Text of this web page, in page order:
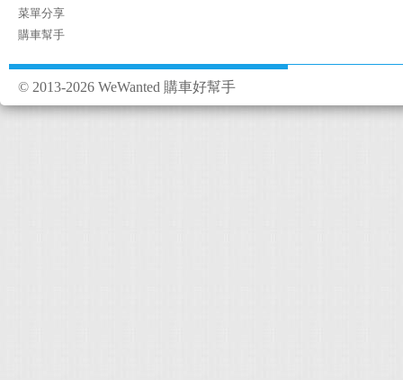
菜單分享
購車幫手
© 2013-2026 WeWanted 購車好幫手